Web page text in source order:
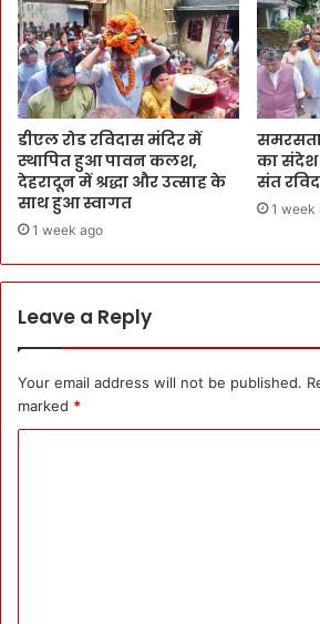
डीएल रोड रविदास मंदिर में
स्थापित हुआ पावन कलश,
देहरादून में श्रद्धा और उत्साह के
साथ हुआ स्वागत
1 week ago
का संदेश
संत
1 week
Leave a Reply
Your email address will not be published.
marked *